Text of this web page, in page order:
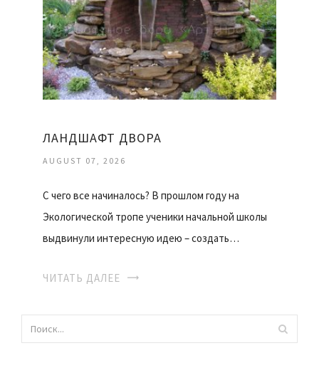
ЛАНДШАФТ ДВОРА
AUGUST 07, 2026
С чего все начиналось? В прошлом году на
Экологической тропе ученики начальной школы
выдвинули интересную идею – создать…
ЧИТАТЬ ДАЛЕЕ